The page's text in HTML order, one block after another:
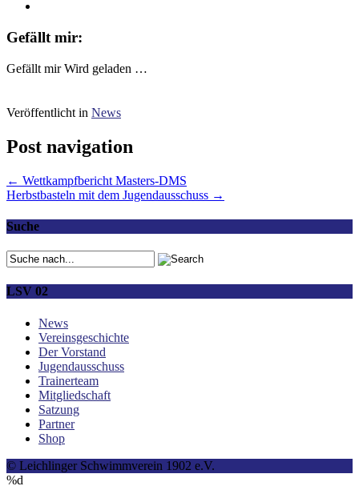
Gefällt mir:
Gefällt mir Wird geladen …
Veröffentlicht in News
Post navigation
← Wettkampfbericht Masters-DMS
Herbstbasteln mit dem Jugendausschuss →
Suche
LSV 02
News
Vereinsgeschichte
Der Vorstand
Jugendausschuss
Trainerteam
Mitgliedschaft
Satzung
Partner
Shop
© Leichlinger Schwimmverein 1902 e.V.
%d